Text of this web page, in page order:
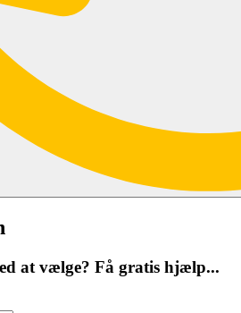
at vælge? Få gratis hjælp...